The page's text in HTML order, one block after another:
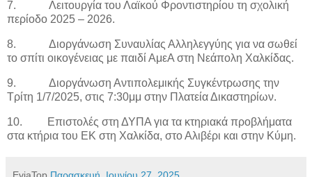
7.
Λειτουργία του Λαϊκού Φροντιστηρίου τη σχολική
περίοδο 2025 – 2026.
8.
Διοργάνωση Συναυλίας Αλληλεγγύης για να σωθεί
το σπίτι οικογένειας με παιδί ΑμεΑ στη Νεάπολη Χαλκίδας.
9.
Διοργάνωση Αντιπολεμικής Συγκέντρωσης την
Τρίτη 1/7/2025, στις 7:30μμ στην Πλατεία Δικαστηρίων.
10.
Επιστολές στη ΔΥΠΑ για τα κτηριακά προβλήματα
στα κτήρια του ΕΚ στη Χαλκίδα, στο Αλιβέρι και στην Κύμη.
EviaTop Παρασκευή, Ιουνίου 27, 2025